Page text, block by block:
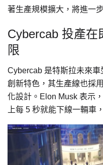
著生產規模擴大，將進一
Cybercab 投產在
限
Cybercab 是特斯拉未來
創新特色，其生產線也採
化設計。Elon Musk 表示
上每 5 秒就能下線一輛車